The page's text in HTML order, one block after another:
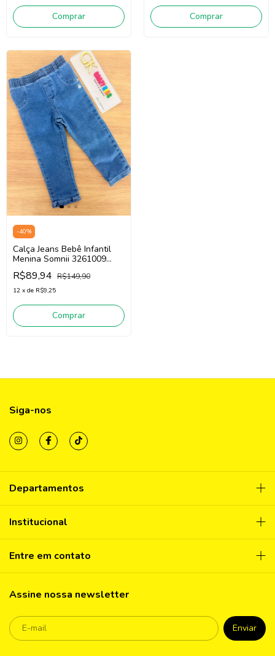
Comprar Comprar
-40%
Calça Jeans Bebê Infantil
Menina Somnii 3261009
(Jeans Médio)
R$89,94 R$149,90
12 x de R$9,25
Comprar
Siga-nos
Departamentos
Institucional
Entre em contato
Assine nossa newsletter